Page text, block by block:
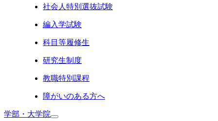
社会人特別選抜試験
編入学試験
科目等履修生
研究生制度
教職特別課程
障がいのある方へ
学部・大学院